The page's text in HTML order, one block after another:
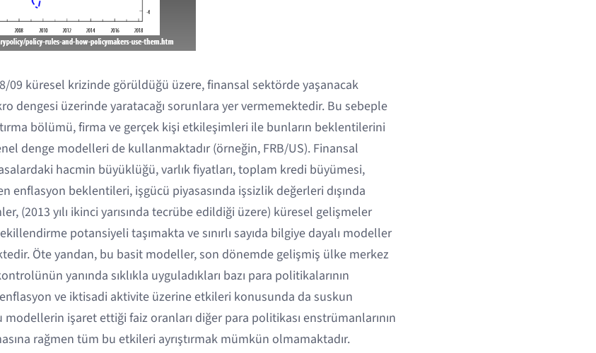
09 küresel krizinde görüldüğü üzere, finansal sektörde yaşanacak
dengesi üzerinde yaratacağı sorunlara yer vermemektedir. Bu sebeple
bölümü, firma ve gerçek kişi etkileşimleri ile bunların beklentilerini
denge modelleri de kullanmaktadır (örneğin, FRB/US). Finansal
hacmin büyüklüğü, varlık fiyatları, toplam kredi büyümesi,
enflasyon beklentileri, işgücü piyasasında işsizlik değerleri dışında
(2013 yılı ikinci yarısında tecrübe edildiği üzere) küresel gelişmeler
potansiyeli taşımakta ve sınırlı sayıda bilgiye dayalı modeller
Öte yandan, bu basit modeller, son dönemde gelişmiş ülke merkez
yanında sıklıkla uyguladıkları bazı para politikalarının
ve iktisadi aktivite üzerine etkileri konusunda da suskun
modellerin işaret ettiği faiz oranları diğer para politikası enstrümanlarının
rağmen tüm bu etkileri ayrıştırmak mümkün olmamaktadır.